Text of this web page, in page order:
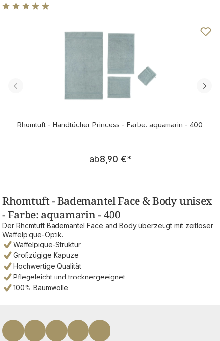
Rhomtuft - Handtücher Princess - Farbe: aquamarin - 400
Regulärer Preis:
ab8,90 €*
Rhomtuft - Bademantel Face & Body unisex
- Farbe: aquamarin - 400
Der Rhomtuft Bademantel Face and Body überzeugt mit zeitloser
Waffelpique-Optik.
Waffelpique-Struktur
Großzügige Kapuze
Hochwertige Qualität
Pflegeleicht und trocknergeeignet
100% Baumwolle